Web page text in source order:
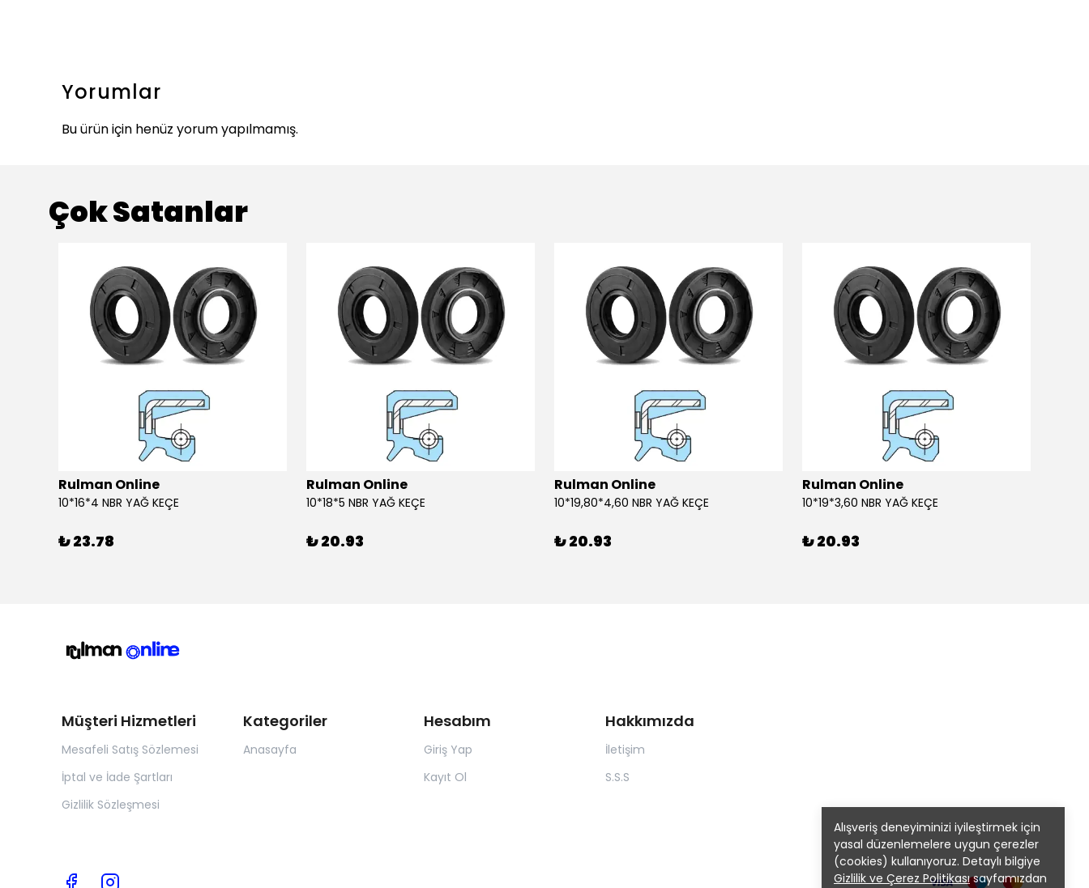
Alışveriş deneyiminizi iyileştirmek için
yasal düzenlemelere uygun çerezler
(cookies) kullanıyoruz. Detaylı bilgiye
Gizlilik ve Çerez Politikasısayfamızdan
Yorumlar
Bu ürün için henüz yorum yapılmamış.
Çok Satanlar
Rulman Online
10*16*4 NBR YAĞ KEÇE
₺ 23.78
Rulman Online
10*18*5 NBR YAĞ KEÇE
₺ 20.93
Rulman Online
10*19,80*4,60 NBR YAĞ KEÇE
₺ 20.93
Rulman Online
10*19*3,60 NBR YAĞ KEÇE
₺ 20.93
Müşteri Hizmetleri
Mesafeli Satış Sözlemesi
İptal ve İade Şartları
Gizlilik Sözleşmesi
Kategoriler
Anasayfa
Hesabım
Giriş Yap
Kayıt Ol
Hakkımızda
İletişim
S.S.S